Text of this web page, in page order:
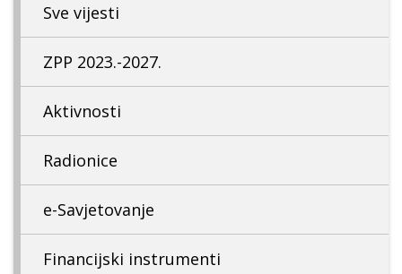
Sve vijesti
ZPP 2023.-2027.
Aktivnosti
Radionice
e-Savjetovanje
Financijski instrumenti